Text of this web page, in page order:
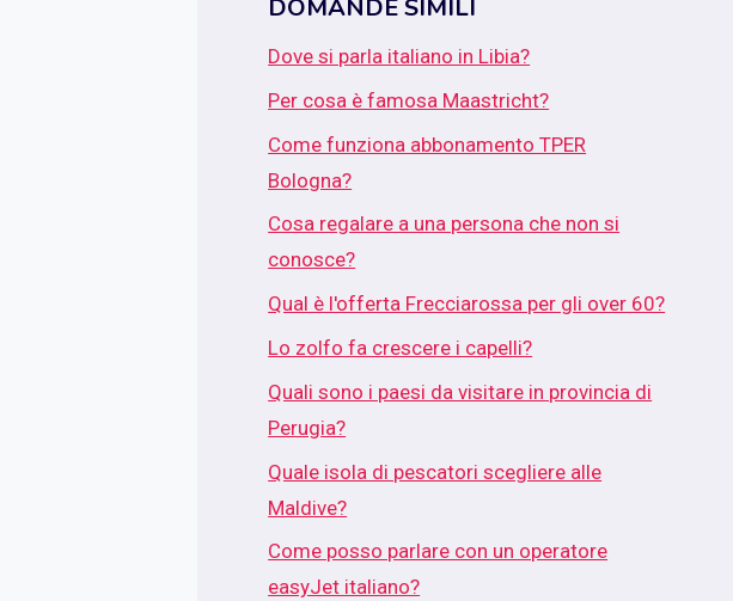
DOMANDE SIMILI
Dove si parla italiano in Libia?
Per cosa è famosa Maastricht?
Come funziona abbonamento TPER
Bologna?
Cosa regalare a una persona che non si
conosce?
Qual è l'offerta Frecciarossa per gli over 60?
Lo zolfo fa crescere i capelli?
Quali sono i paesi da visitare in provincia di
Perugia?
Quale isola di pescatori scegliere alle
Maldive?
Come posso parlare con un operatore
easyJet italiano?